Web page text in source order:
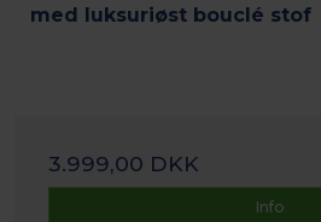
med luksuriøst bouclé stof
3.999,00 DKK
Info